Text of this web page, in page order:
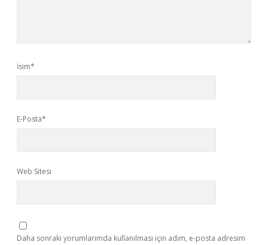
İsim*
E-Posta*
Web Sitesi
Daha sonraki yorumlarımda kullanılması için adım, e-posta adresim